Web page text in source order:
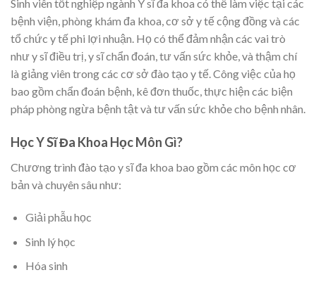
Sinh viên tốt nghiệp ngành Y sĩ đa khoa có thể làm việc tại các
bệnh viện, phòng khám đa khoa, cơ sở y tế cộng đồng và các
tổ chức y tế phi lợi nhuận. Họ có thể đảm nhận các vai trò
như y sĩ điều trị, y sĩ chẩn đoán, tư vấn sức khỏe, và thậm chí
là giảng viên trong các cơ sở đào tạo y tế. Công việc của họ
bao gồm chẩn đoán bệnh, kê đơn thuốc, thực hiện các biện
pháp phòng ngừa bệnh tật và tư vấn sức khỏe cho bệnh nhân.
Học Y Sĩ Đa Khoa Học Môn Gì?
Chương trình đào tạo y sĩ đa khoa bao gồm các môn học cơ
bản và chuyên sâu như:
Giải phẫu học
Sinh lý học
Hóa sinh